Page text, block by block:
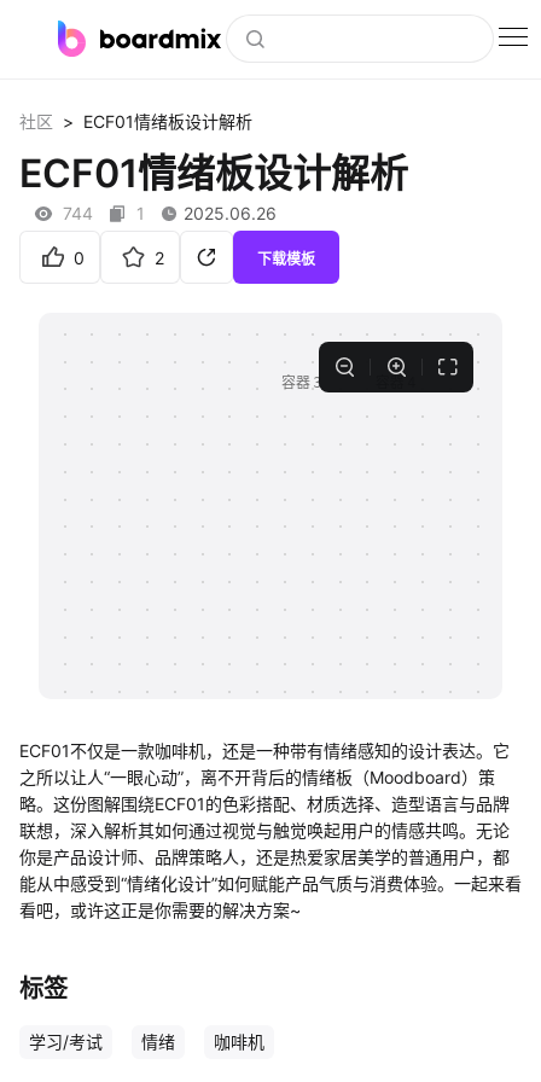
社区资源
下载
私有化部署
客户案例
支持
社区 > ECF01情绪板设计解析
ECF01情绪板设计解析
744 1 2025.06.26
0 2 下载模板
ECF01不仅是一款咖啡机，还是一种带有情绪感知的设计表达。它
之所以让人“一眼心动”，离不开背后的情绪板（Moodboard）策
略。这份图解围绕ECF01的色彩搭配、材质选择、造型语言与品牌
联想，深入解析其如何通过视觉与触觉唤起用户的情感共鸣。无论
你是产品设计师、品牌策略人，还是热爱家居美学的普通用户，都
能从中感受到“情绪化设计”如何赋能产品气质与消费体验。一起来看
看吧，或许这正是你需要的解决方案~
标签
学习/考试 情绪 咖啡机